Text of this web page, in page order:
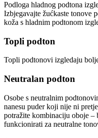
Podloga hladnog podtona
Izbjegavajte žućkaste tonove
koža s hladnim podtonom
Topli podton
Topli podtonovi izgledaju
Neutralan podton
Osobe s neutralnim
nanesu puder koji nije ni
potražite kombinaciju oboje –
funkcionirati za neutralne